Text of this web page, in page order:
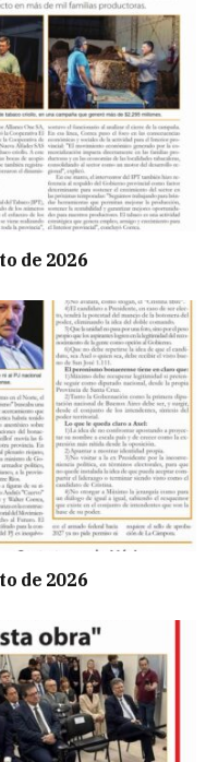
de 2026
de 2026